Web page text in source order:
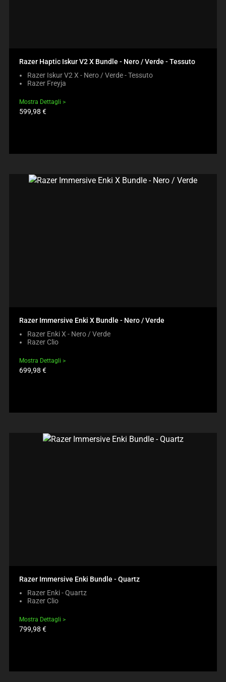
Razer Haptic Iskur V2 X Bundle - Nero / Verde - Tessuto
Razer Iskur V2 X - Nero / Verde - Tessuto
Razer Freyja
Mostra Dettagli
Prezzo
prodotto:
599,98 €
Razer Immersive Enki X Bundle - Nero / Verde
Razer Enki X - Nero / Verde
Razer Clio
Mostra Dettagli
Prezzo
prodotto:
699,98 €
Razer Immersive Enki Bundle - Quartz
Razer Enki - Quartz
Razer Clio
Mostra Dettagli
Prezzo
prodotto:
799,98 €